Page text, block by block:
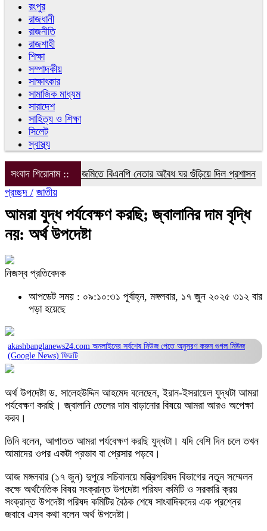
রংপুর
রাজধানী
রাজনীতি
রাজশাহী
শিক্ষা
সম্পাদকীয়
সাক্ষাৎকার
সামাজিক মাধ্যম
সারাদেশ
সাহিত্য ও শিক্ষা
সিলেট
স্বাস্থ্য
সংবাদ শিরোনাম ::
সরকারি জমিতে বিএনপি নেতার অবৈধ ঘর গুঁড়িয়ে দিল প্রশাসন
প্রচ্ছদ / জাতীয়
আমরা যুদ্ধ পর্যবেক্ষণ করছি; জ্বালানির দাম বৃদ্ধি
নয়: অর্থ উপদেষ্টা
নিজস্ব প্রতিবেদক
আপডেট সময় : ০৯:১০:৩১ পূর্বাহ্ন, মঙ্গলবার, ১৭ জুন ২০২৫ ৩১২ বার
পড়া হয়েছে
akashbanglanews24.com অনলাইনের সর্বশেষ নিউজ পেতে অনুসরণ করুন গুগল নিউজ
(Google News) ফিডটি
অর্থ উপদেষ্টা ড. সালেহউদ্দিন আহমেদ বলেছেন, ইরান-ইসরায়েল যুদ্ধটা আমরা
পর্যবেক্ষণ করছি। জ্বালানি তেলের দাম বাড়ানোর বিষয়ে আমরা আরও অপেক্ষা
করব।
তিনি বলেন, আপাতত আমরা পর্যবেক্ষণ করছি যুদ্ধটা। যদি বেশি দিন চলে তখন
আমাদের ওপর একটা প্রভাব বা প্রেসার পড়বে।
আজ মঙ্গলবার (১৭ জুন) দুপুরে সচিবালয়ে মন্ত্রিপরিষদ বিভাগের নতুন সম্মেলন
কক্ষে অর্থনৈতিক বিষয় সংক্রান্ত উপদেষ্টা পরিষদ কমিটি ও সরকারি ক্রয়
সংক্রান্ত উপদেষ্টা পরিষদ কমিটির বৈঠক শেষে সাংবাদিকদের এক প্রশ্নের
জবাবে এসব কথা বলেন অর্থ উপদেষ্টা।